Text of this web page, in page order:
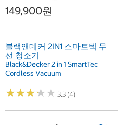
149,900원
블랙앤데커 2IN1 스마트텍 무
선 청소기
Black&Decker 2 in 1 SmartTec
Cordless Vacuum
★★★★★
★★★★★ 3.3 (4)